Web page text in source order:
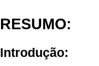
RESUMO:
Introdução: